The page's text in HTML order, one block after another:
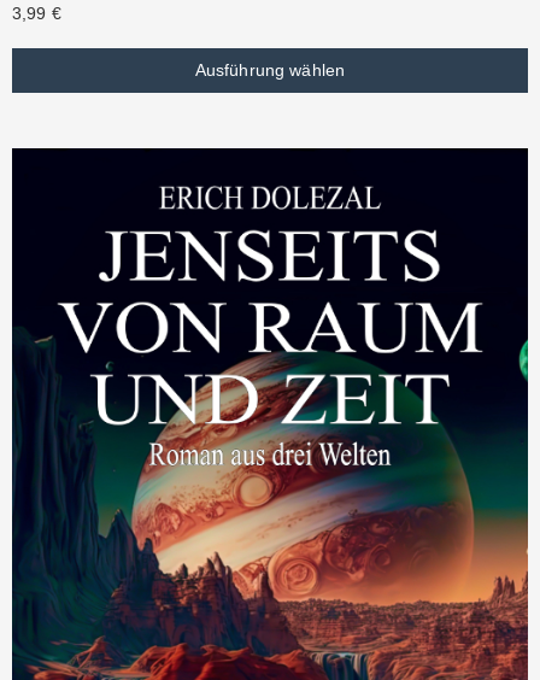
3,99 €
Ausführung wählen